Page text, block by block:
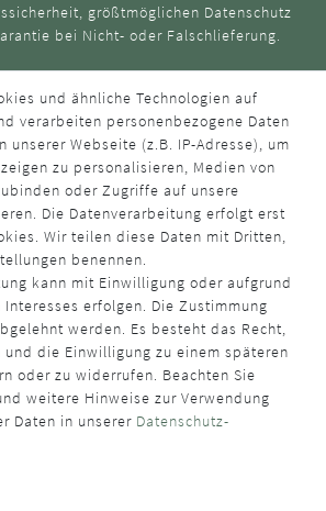
größtmöglichen Datenschutz
bei Nicht- oder Falschlieferung.
und ähnliche Technologien auf
verarbeiten personenbezogene Daten
unserer Webseite (z.B. IP-Adresse), um
zu personalisieren, Medien von
oder Zugriffe auf unsere
Die Datenverarbeitung erfolgt erst
Wir teilen diese Daten mit Dritten,
benennen.
kann mit Einwilligung oder aufgrund
erfolgen. Die Zustimmung
werden. Es besteht das Recht,
die Einwilligung zu einem späteren
oder zu widerrufen. Beachten Sie
weitere Hinweise zur Verwendung
Daten in unserer Daten­schutz­